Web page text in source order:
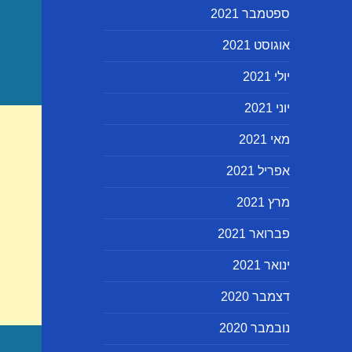
ספטמבר 2021
אוגוסט 2021
יולי 2021
יוני 2021
מאי 2021
אפריל 2021
מרץ 2021
פברואר 2021
ינואר 2021
דצמבר 2020
נובמבר 2020